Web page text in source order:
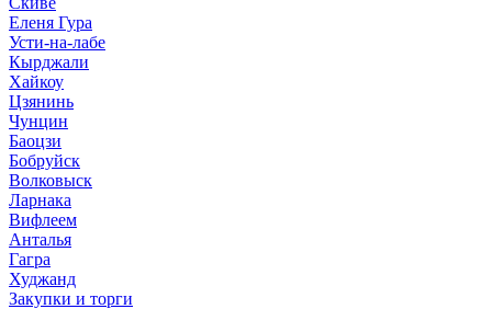
Еленя Гура
Усти-на-лабе
Кырджали
Хайкоу
Цзянинь
Чунцин
Баоцзи
Бобруйск
Волковыск
Ларнака
Вифлеем
Анталья
Гагра
Худжанд
Закупки и торги